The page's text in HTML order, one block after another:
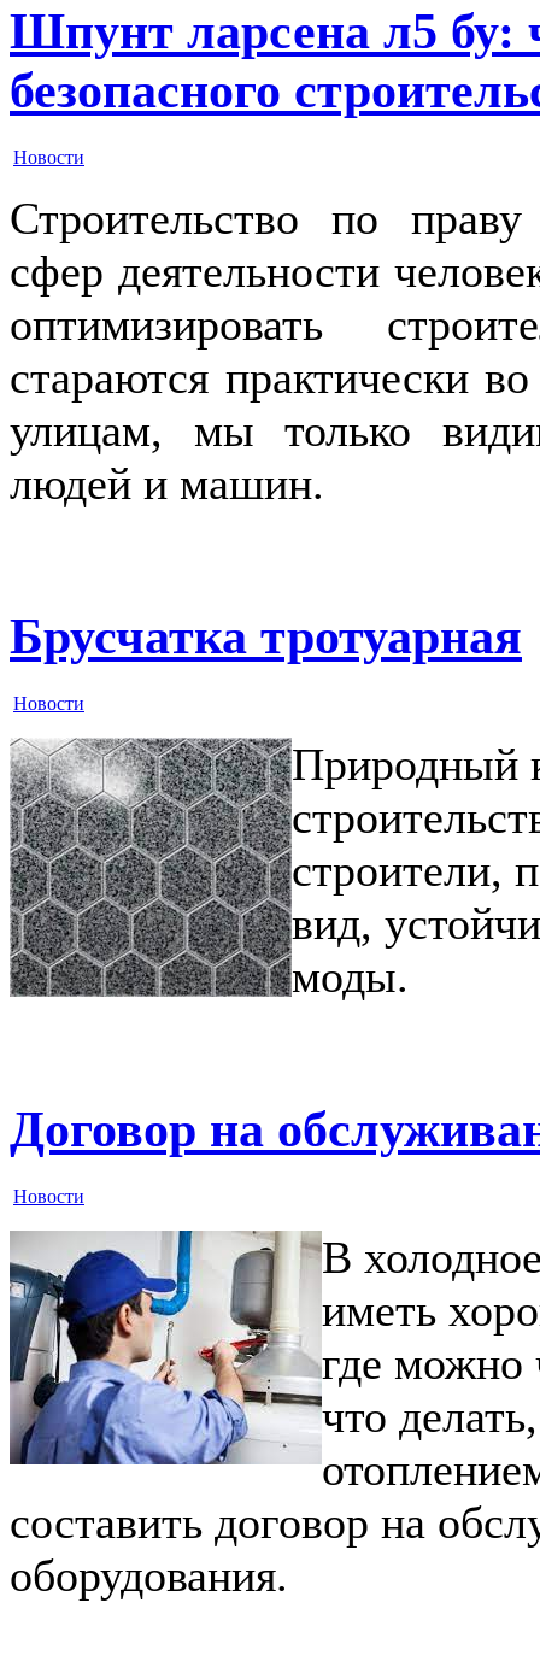
Шпунт ларсена л5 бу:
безопасного
Новости
Строительство по
сфер деятельности
оптимизировать
стараются практически
улицам, мы только
людей и машин.
Брусчатка тротуарная
Новости
Природный
строители,
вид,
моды.
Договор на
Новости
В
иметь
где можно
что
составить договор на
оборудования.